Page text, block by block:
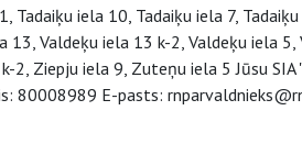
Tadaiķu iela 10, Tadaiķu iela 7,
13, Valdeķu iela 13 k-2, Valdeķu iela
2, Ziepju iela 9, Zuteņu iela 5 Jūsu
80008989 E-pasts: